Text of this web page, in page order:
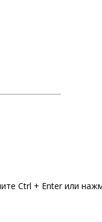
Ctrl + Enter или